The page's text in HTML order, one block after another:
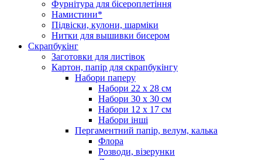
Фурнітура для бісероплетіння
Намистини*
Підвіски, кулони, шарміки
Нитки для вышивки бисером
Скрапбукінг
Заготовки для листівок
Картон, папір для скрапбукінгу
Набори паперу
Набори 22 х 28 см
Набори 30 х 30 см
Набори 12 х 17 см
Набори інші
Пергаментний папір, велум, калька
Флора
Розводи, візерунки